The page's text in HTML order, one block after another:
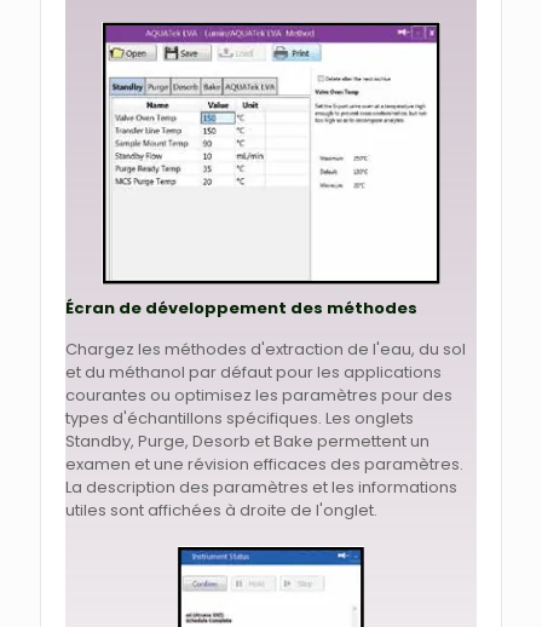
Écran de développement des méthodes
Chargez les méthodes d'extraction de l'eau, du sol
et du méthanol par défaut pour les applications
courantes ou optimisez les paramètres pour des
types d'échantillons spécifiques. Les onglets
Standby, Purge, Desorb et Bake permettent un
examen et une révision efficaces des paramètres.
La description des paramètres et les informations
utiles sont affichées à droite de l'onglet.